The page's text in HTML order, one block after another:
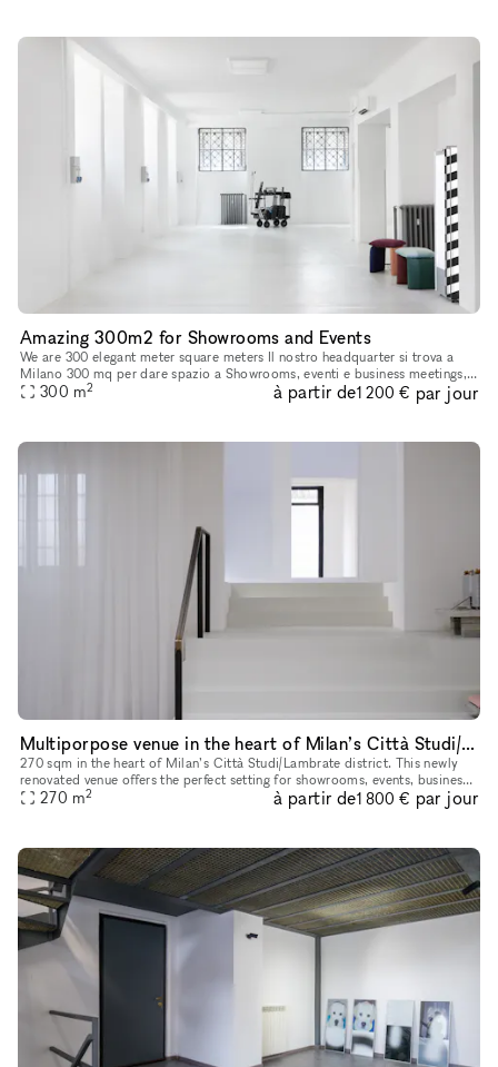
Amazing 300m2 for Showrooms and Events
We are 300 elegant meter square meters Il nostro headquarter si trova a
Milano 300 mq per dare spazio a Showrooms, eventi e business meetings,
con possibilità di attivare multisale in contemporanea
300 m2 à partir de1 200 € par jour
Multiporpose venue in the heart of Milan’s Città Studi/Lambrate district
270 sqm in the heart of Milan’s Città Studi/Lambrate district. This newly
renovated venue offers the perfect setting for showrooms, events, business
meetings, and more, with the flexibility to host
270 m2 à partir de1 800 € par jour